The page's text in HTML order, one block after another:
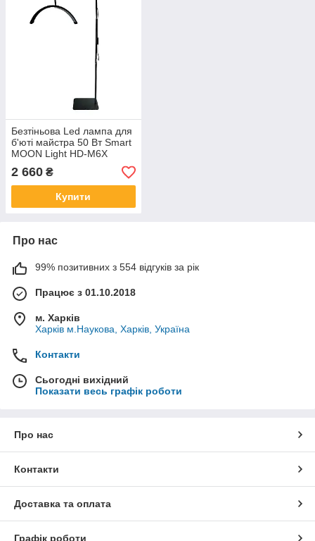
Безтіньова Led лампа для
б'юті майстра 50 Вт Smart
MOON Light HD-M6X
2 660 ₴
Купити
Про нас
99% позитивних з 554 відгуків за рік
Працює з 01.10.2018
м. Харків
Харків м.Наукова, Харків, Україна
Контакти
Сьогодні вихідний
Показати весь графік роботи
Про нас
Контакти
Доставка та оплата
Графік роботи